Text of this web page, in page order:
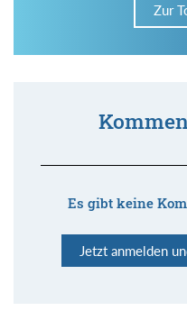
Zur
Es gibt keine
Jetzt anmelden